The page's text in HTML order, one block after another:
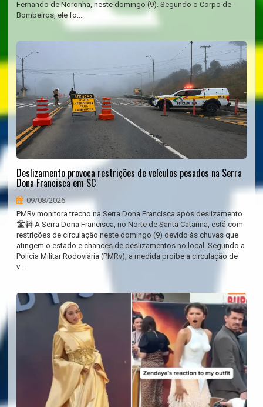
Fernando de Noronha, neste domingo (9). Segundo o Corpo de
Bombeiros, ele fo...
Deslizamento provoca restrições de veículos pesados na Serra
Dona Francisca em SC
09/08/2026
PMRv monitora trecho na Serra Dona Francisca após deslizamento
🛣️🚧 A Serra Dona Francisca, no Norte de Santa Catarina, está com
restrições de circulação neste domingo (9) devido às chuvas que
atingem o estado e chances de deslizamentos no local. Segundo a
Polícia Militar Rodoviária (PMRv), a medida proíbe a circulação de
v...